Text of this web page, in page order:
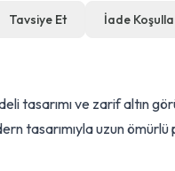
Tavsiye Et İade
tasarımı ve zarif altın
tasarımıyla uzun